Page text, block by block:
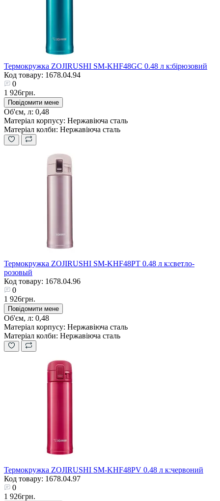
Термокружка ZOJIRUSHI SM-KHF48GC 0.48 л к:бірюзовий
Код товару: 1678.04.94
0
1 926грн.
Повідомити мене
Об'єм, л: 0,48
Матеріал корпусу: Нержавіюча сталь
Матеріал колби: Нержавіюча сталь
Термокружка ZOJIRUSHI SM-KHF48PT 0.48 л к:светло-
розовый
Код товару: 1678.04.96
0
1 926грн.
Повідомити мене
Об'єм, л: 0,48
Матеріал корпусу: Нержавіюча сталь
Матеріал колби: Нержавіюча сталь
Термокружка ZOJIRUSHI SM-KHF48PV 0.48 л к:червоний
Код товару: 1678.04.97
0
1 926грн.